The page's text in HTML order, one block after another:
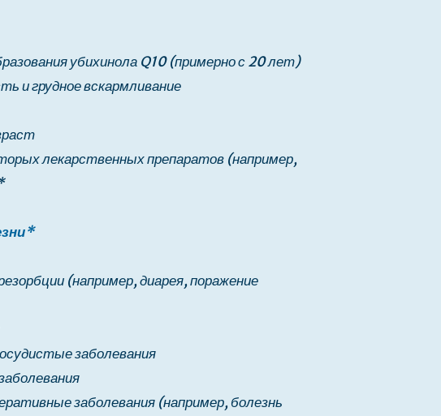
убихинола Q10 (примерно с 20 лет)
и грудное вскармливание
лекарственных препаратов (например,
(например, диарея, поражение
заболевания
заболевания (например, болезнь